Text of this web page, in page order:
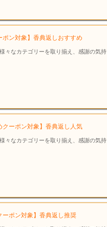
ン対象】香典返しおすすめ
々なカテゴリーを取り揃え、感謝の
ーポン対象】香典返し人気
々なカテゴリーを取り揃え、感謝の
ーポン対象】香典返し推奨